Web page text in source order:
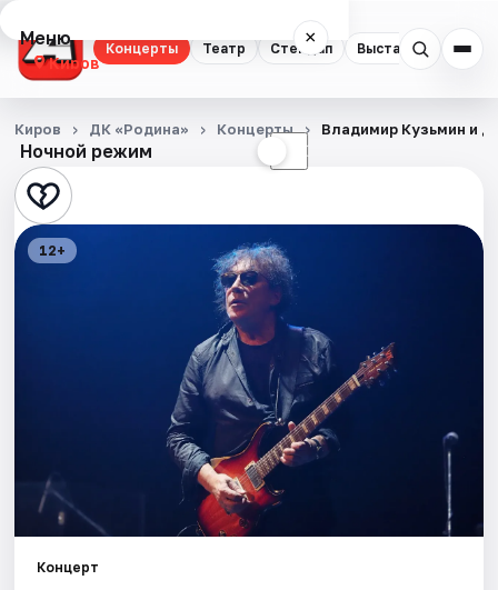
Концерты Театр Стендап Выставки
Меню ×
Киров
Концерты
Театр
Стендап
События
Ночной режим ☾
Киров ДК «Родина» Концерты Владимир Кузьмин и
12+
Концерт